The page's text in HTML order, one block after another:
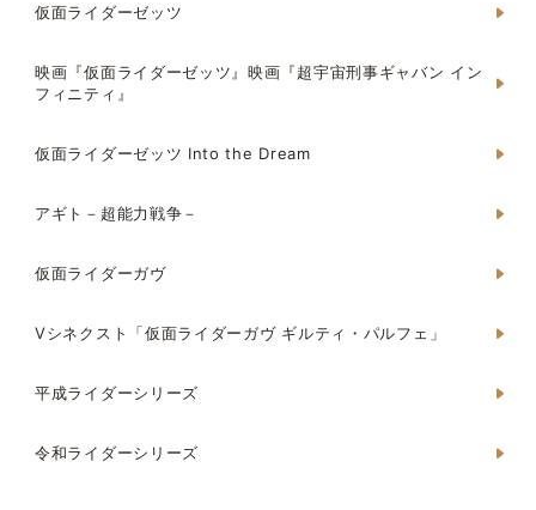
仮面ライダーゼッツ
映画『仮面ライダーゼッツ』映画『超宇宙刑事ギャバン イン
フィニティ』
仮面ライダーゼッツ Into the Dream
アギト－超能力戦争－
仮面ライダーガヴ
Vシネクスト「仮面ライダーガヴ ギルティ・パルフェ」
平成ライダーシリーズ
令和ライダーシリーズ